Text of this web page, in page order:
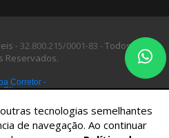
- 32.800.215/0001-83 -Todos os
Reservados.
tecnologias semelhantes
de navegação. Ao continuar